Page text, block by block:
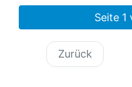
Seite 1
Zurück